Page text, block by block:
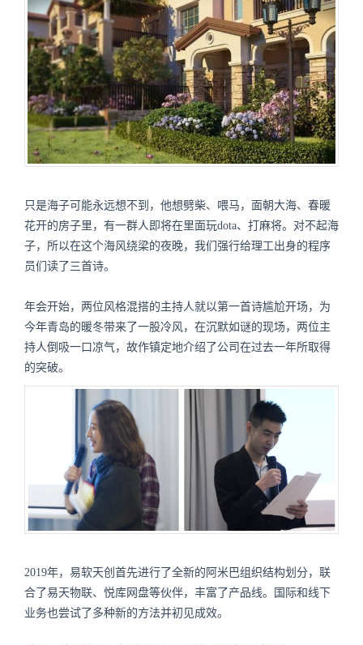
只是海子可能永远想不到，他想劈柴、喂马，面朝大海、春暖
花开的房子里，有一群人即将在里面玩dota、打麻将。对不起海
子，所以在这个海风绕梁的夜晚，我们强行给理工出身的程序
员们读了三首诗。
年会开始，两位风格混搭的主持人就以第一首诗尴尬开场，为
今年青岛的暖冬带来了一股冷风，在沉默如谜的现场，两位主
持人倒吸一口凉气，故作镇定地介绍了公司在过去一年所取得
的突破。
2019年，易软天创首先进行了全新的阿米巴组织结构划分，联
合了易天物联、悦库网盘等伙伴，丰富了产品线。国际和线下
业务也尝试了多种新的方法并初见成效。